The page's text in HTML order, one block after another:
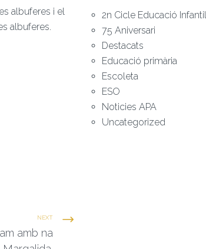
albuferes i el
albuferes.
NEXT
amb na
2n Cicle Educació Infantil
75 Aniversari
Destacats
Educació primària
Escoleta
ESO
Noticies APA
Uncategorized